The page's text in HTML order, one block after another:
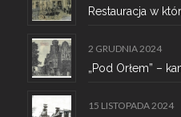
Restauracja w
2 GRUDNIA 2024
„Pod Orłem” –
15 LISTOPADA 2024